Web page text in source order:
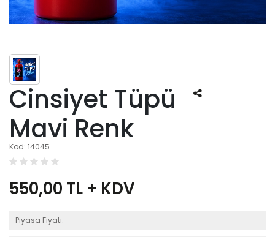
Cinsiyet Tüpü
Mavi Renk
Kod: 14045
550,00 TL + KDV
Piyasa Fiyatı: